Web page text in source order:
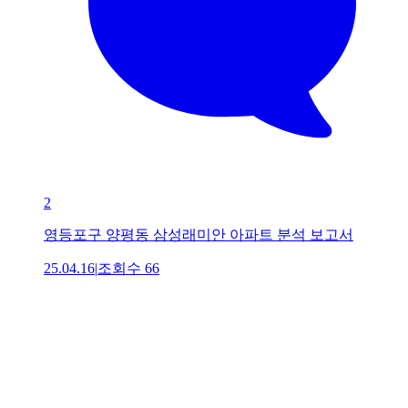
2
영등포구 양평동 삼성래미안 아파트 분석 보고서
25.04.16|조회수 66